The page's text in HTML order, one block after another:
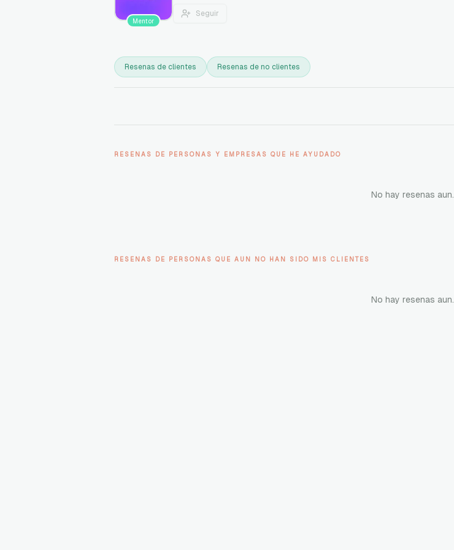
Mentor
Seguir
Resenas de clientes Resenas de no clientes
RESENAS DE PERSONAS Y EMPRESAS QUE HE AYUDADO
No hay resenas aun.
RESENAS DE PERSONAS QUE AUN NO HAN SIDO MIS CLIENTES
No hay resenas aun.